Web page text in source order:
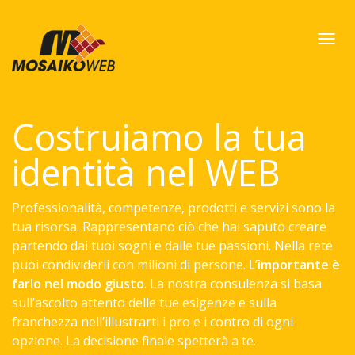
Costruiamo la tua
identità nel WEB
Professionalità, competenze, prodotti e servizi sono la
tua risorsa. Rappresentano ciò che hai saputo creare
partendo dai tuoi sogni e dalle tue passioni. Nella rete
puoi condividerli con milioni di persone. L’importante è
farlo nel modo giusto. La nostra consulenza si basa
sull’ascolto attento delle tue esigenze e sulla
franchezza nell’illustrarti i pro e i contro di ogni
opzione. La decisione finale spetterà a te.